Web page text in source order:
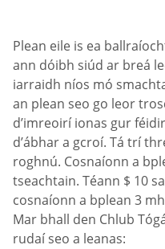
Plean eile is ea
ann dóibh siúd ar breá
iarraidh níos mó
an plean seo go leor
d’imreoirí ionas gur
d’ábhar a gcroí. Tá trí
roghnú. Cosnaíonn a
tseachtain. Téann $ 10
cosnaíonn a bplean 3
Mar bhall den Chlub
rudaí seo a leanas: